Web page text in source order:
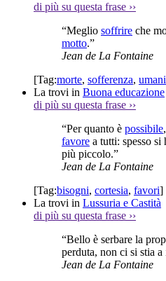
di più su questa frase ››
“Meglio soffrire che
motto.”
Jean de La Fontaine
[Tag:morte, sofferenza,
La trovi in Buona educazione
di più su questa frase ››
“Per quanto è possibile
favore a tutti: spesso
più piccolo.”
Jean de La Fontaine
[Tag:bisogni, cortesia, favori]
La trovi in Lussuria e Castità
di più su questa frase ››
“Bello è serbare la
perduta, non ci si stia a
Jean de La Fontaine